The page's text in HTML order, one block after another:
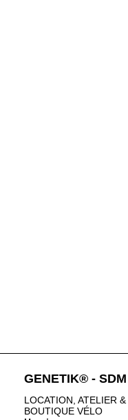
GENETIK® - SDM
LOCATION, ATELIER &
BOUTIQUE VÉLO